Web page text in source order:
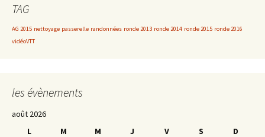
TAG
AG 2015 nettoyage passerelle randonnées ronde 2013 ronde 2014 ronde 2015 ronde 2016
vidéoVTT
les évènements
août 2026
L
M M J V S
D